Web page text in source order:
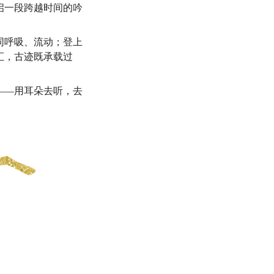
段跨越时间的吟
吸、流动；登上
，古迹既承载过
用耳朵去听，去